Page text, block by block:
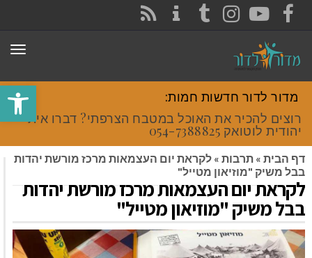
פתח
FACEBOOK
YOUTUBE
INSTAGRAM
TUMBLR
מדור לדור חדשות חמות:
רוצים להכיר את האוכל במטבח הצרפתי? דברו איתי
יהודית לוטואק 054-7388825.
דף הבית » תרבות » לקראת יום העצמאות מרכז מורשת יהדות
בבל משיק "מוזיאון מטייל"
לקראת יום העצמאות מרכז מורשת יהדות
בבל משיק "מוזיאון מטייל"